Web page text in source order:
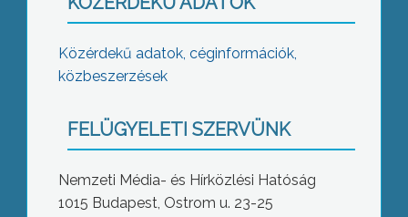
Közérdekű adatok, céginformációk,
közbeszerzések
FELÜGYELETI SZERVÜNK
Nemzeti Média- és Hírközlési Hatóság
1015 Budapest, Ostrom u. 23-25